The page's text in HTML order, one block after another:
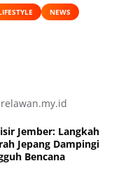
NEWS
Jember: Langkah
Jepang Dampingi
Bencana